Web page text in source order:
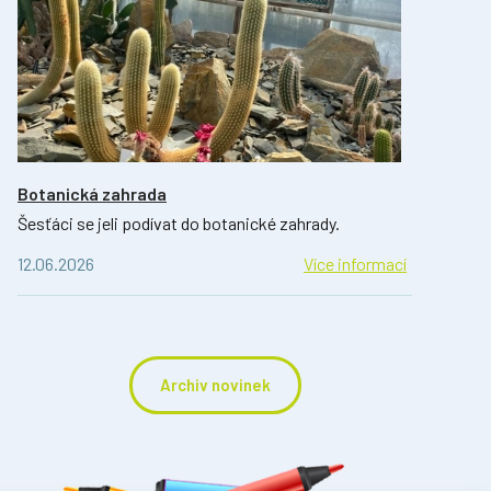
Botanická zahrada
Šesťáci se jeli podívat do botanické zahrady.
12.06.2026
Více informací
Archiv novinek